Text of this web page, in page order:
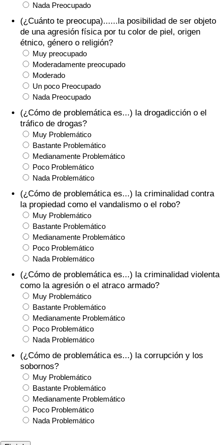
Nada Preocupado
(¿Cuánto te preocupa)......la posibilidad de ser objeto
de una agresión física por tu color de piel, origen
étnico, género o religión?
Muy preocupado
Moderadamente preocupado
Moderado
Un poco Preocupado
Nada Preocupado
(¿Cómo de problemática es...) la drogadicción o el
tráfico de drogas?
Muy Problemático
Bastante Problemático
Medianamente Problemático
Poco Problemático
Nada Problemático
(¿Cómo de problemática es...) la criminalidad contra
la propiedad como el vandalismo o el robo?
Muy Problemático
Bastante Problemático
Medianamente Problemático
Poco Problemático
Nada Problemático
(¿Cómo de problemática es...) la criminalidad violenta
como la agresión o el atraco armado?
Muy Problemático
Bastante Problemático
Medianamente Problemático
Poco Problemático
Nada Problemático
(¿Cómo de problemática es...) la corrupción y los
sobornos?
Muy Problemático
Bastante Problemático
Medianamente Problemático
Poco Problemático
Nada Problemático